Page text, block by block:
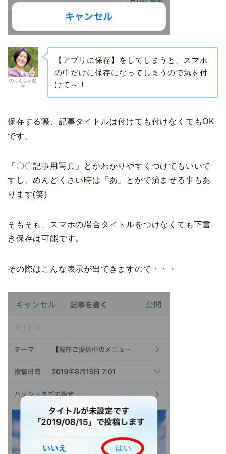
のりんちゅ先
生
【アプリに保存】をしてしまうと、スマホ
の中だけに保存になってしまうので気を付
けて～！
保存する際、記事タイトルは付けても付けなくてもOK
です。
「〇〇記事用写真」とかわかりやすくつけてもいいで
すし、めんどくさい時は「あ」とかで済ませる事もあ
ります(笑)
そもそも、スマホの場合タイトルをつけなくても下書
き保存は可能です。
その際はこんな表示が出てきますので・・・